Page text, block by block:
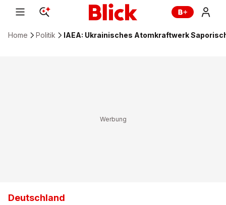
Home Politik IAEA: Ukrainisches Atomkraftwerk
Deutschland